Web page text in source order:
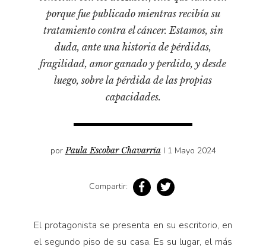
Medioambiente
Narrativas visuales
Pensamiento
Pensamiento ilustrado
Voces y lecturas
porque fue publicado mientras recibía su
tratamiento contra el cáncer. Estamos, sin
duda, ante una historia de pérdidas,
fragilidad, amor ganado y perdido, y desde
luego, sobre la pérdida de las propias
capacidades.
porPaula Escobar Chavarría I 1 Mayo 2024
Compartir:
El protagonista se presenta en su escritorio, en
el segundo piso de su casa. Es su lugar, el más